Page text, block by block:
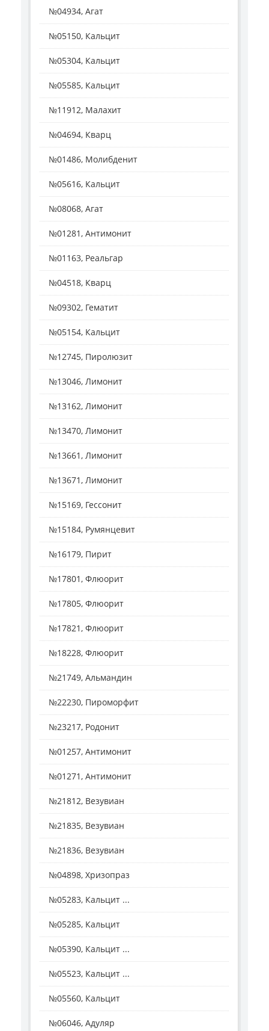
№04934, Агат
№05150, Кальцит
№05304, Кальцит
№05585, Кальцит
№11912, Малахит
№04694, Кварц
№01486, Молибденит
№05616, Кальцит
№08068, Агат
№01281, Антимонит
№01163, Реальгар
№04518, Кварц
№09302, Гематит
№05154, Кальцит
№12745, Пиролюзит
№13046, Лимонит
№13162, Лимонит
№13470, Лимонит
№13661, Лимонит
№13671, Лимонит
№15169, Гессонит
№15184, Румянцевит
№16179, Пирит
№17801, Флюорит
№17805, Флюорит
№17821, Флюорит
№18228, Флюорит
№21749, Альмандин
№22230, Пироморфит
№23217, Родонит
№01257, Антимонит
№01271, Антимонит
№21812, Везувиан
№21835, Везувиан
№21836, Везувиан
№04898, Хризопраз
№05283, Кальцит ...
№05285, Кальцит
№05390, Кальцит ...
№05523, Кальцит ...
№05560, Кальцит
№06046, Адуляр